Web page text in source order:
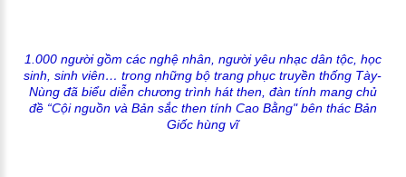
1.000 người gồm các nghệ nhân, người yêu nhạc dân tộc, học
sinh, sinh viên… trong những bộ trang phục truyền thống Tày-
Nùng đã biểu diễn chương trình hát then, đàn tính mang chủ
đề “Cội nguồn và Bản sắc then tính Cao Bằng" bên thác Bản
Giốc hùng vĩ